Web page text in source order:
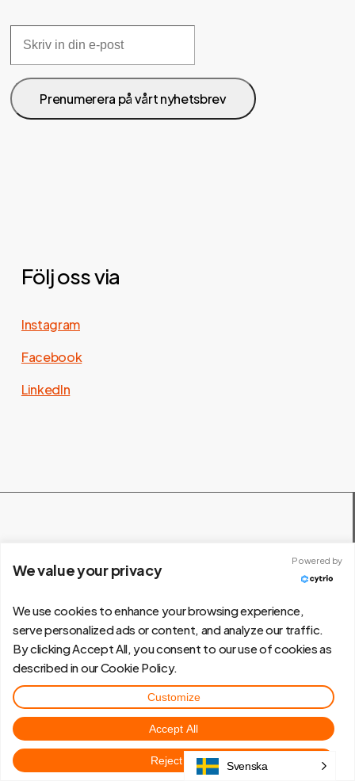
Följ oss via
Instagram
Facebook
LinkedIn
Eskilstuna
Svista Lagerväg 4
633 62 Eskilstuna
Stockholm
Svenska
We value your privacy
Powered by
We use cookies to enhance your browsing experience,
serve personalized ads or content, and analyze our traffic.
By clicking Accept All, you consent to our use of cookies as
described in our Cookie Policy.
Customize
Reject All
Accept All